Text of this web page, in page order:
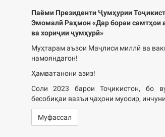
Паёми Президенти Ҷумҳурии
Эмомалӣ Раҳмон «Дар бораи самтҳои
ва хориҷии ҷумҳурӣ»
Муҳтарам аъзои Маҷлиси миллӣ ва
намояндагон!
Ҳамватанони азиз!
Соли 2023 барои Тоҷикистон, бо
бесобиқаи вазъи ҷаҳони муосир,
Муфассал